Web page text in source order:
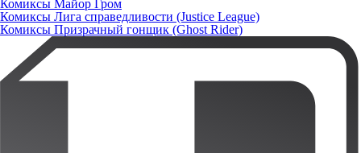
Комиксы Майор Гром
Комиксы Лига справедливости (Justice League)
Комиксы Призрачный гонщик (Ghost Rider)